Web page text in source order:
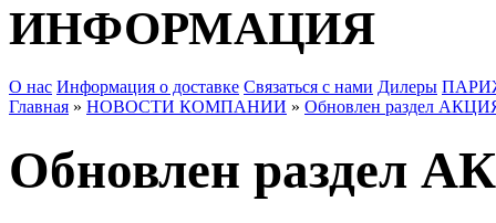
ИНФОРМАЦИЯ
О нас Информация о доставке Связаться с нами Дилеры
Главная » НОВОСТИ КОМПАНИИ » Обновлен раздел
Обновлен раздел